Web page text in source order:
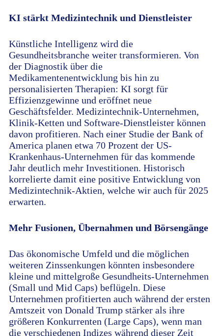
KI stärkt Medizintechnik und Dienstleister
Künstliche Intelligenz wird die
Gesundheitsbranche weiter transformieren. Von
der Diagnostik über die
Medikamentenentwicklung bis hin zu
personalisierten Therapien: KI sorgt für
Effizienzgewinne und eröffnet neue
Geschäftsfelder. Medizintechnik-Unternehmen,
Klinik-Ketten und Software-Dienstleister können
davon profitieren. Nach einer Studie der Bank of
America planen etwa 70 Prozent der US-
Krankenhaus-Unternehmen für das kommende
Jahr deutlich mehr Investitionen. Historisch
korrelierte damit eine positive Entwicklung von
Medizintechnik-Aktien, welche wir auch für 2025
erwarten.
Mehr Fusionen, Übernahmen und Börsengänge
Das ökonomische Umfeld und die möglichen
weiteren Zinssenkungen könnten insbesondere
kleine und mittelgroße Gesundheits-Unternehmen
(Small und Mid Caps) beflügeln. Diese
Unternehmen profitierten auch während der ersten
Amtszeit von Donald Trump stärker als ihre
größeren Konkurrenten (Large Caps), wenn man
die verschiedenen Indizes während dieser Zeit